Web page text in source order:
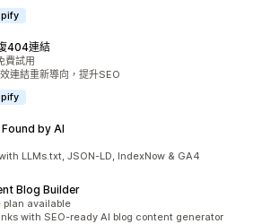
404連結
費試用
連結重新導向，提升SEO
by AI
LLMs.txt, JSON-LD, IndexNow & GA4
Blog Builder
plan available
with SEO-ready AI blog content generator